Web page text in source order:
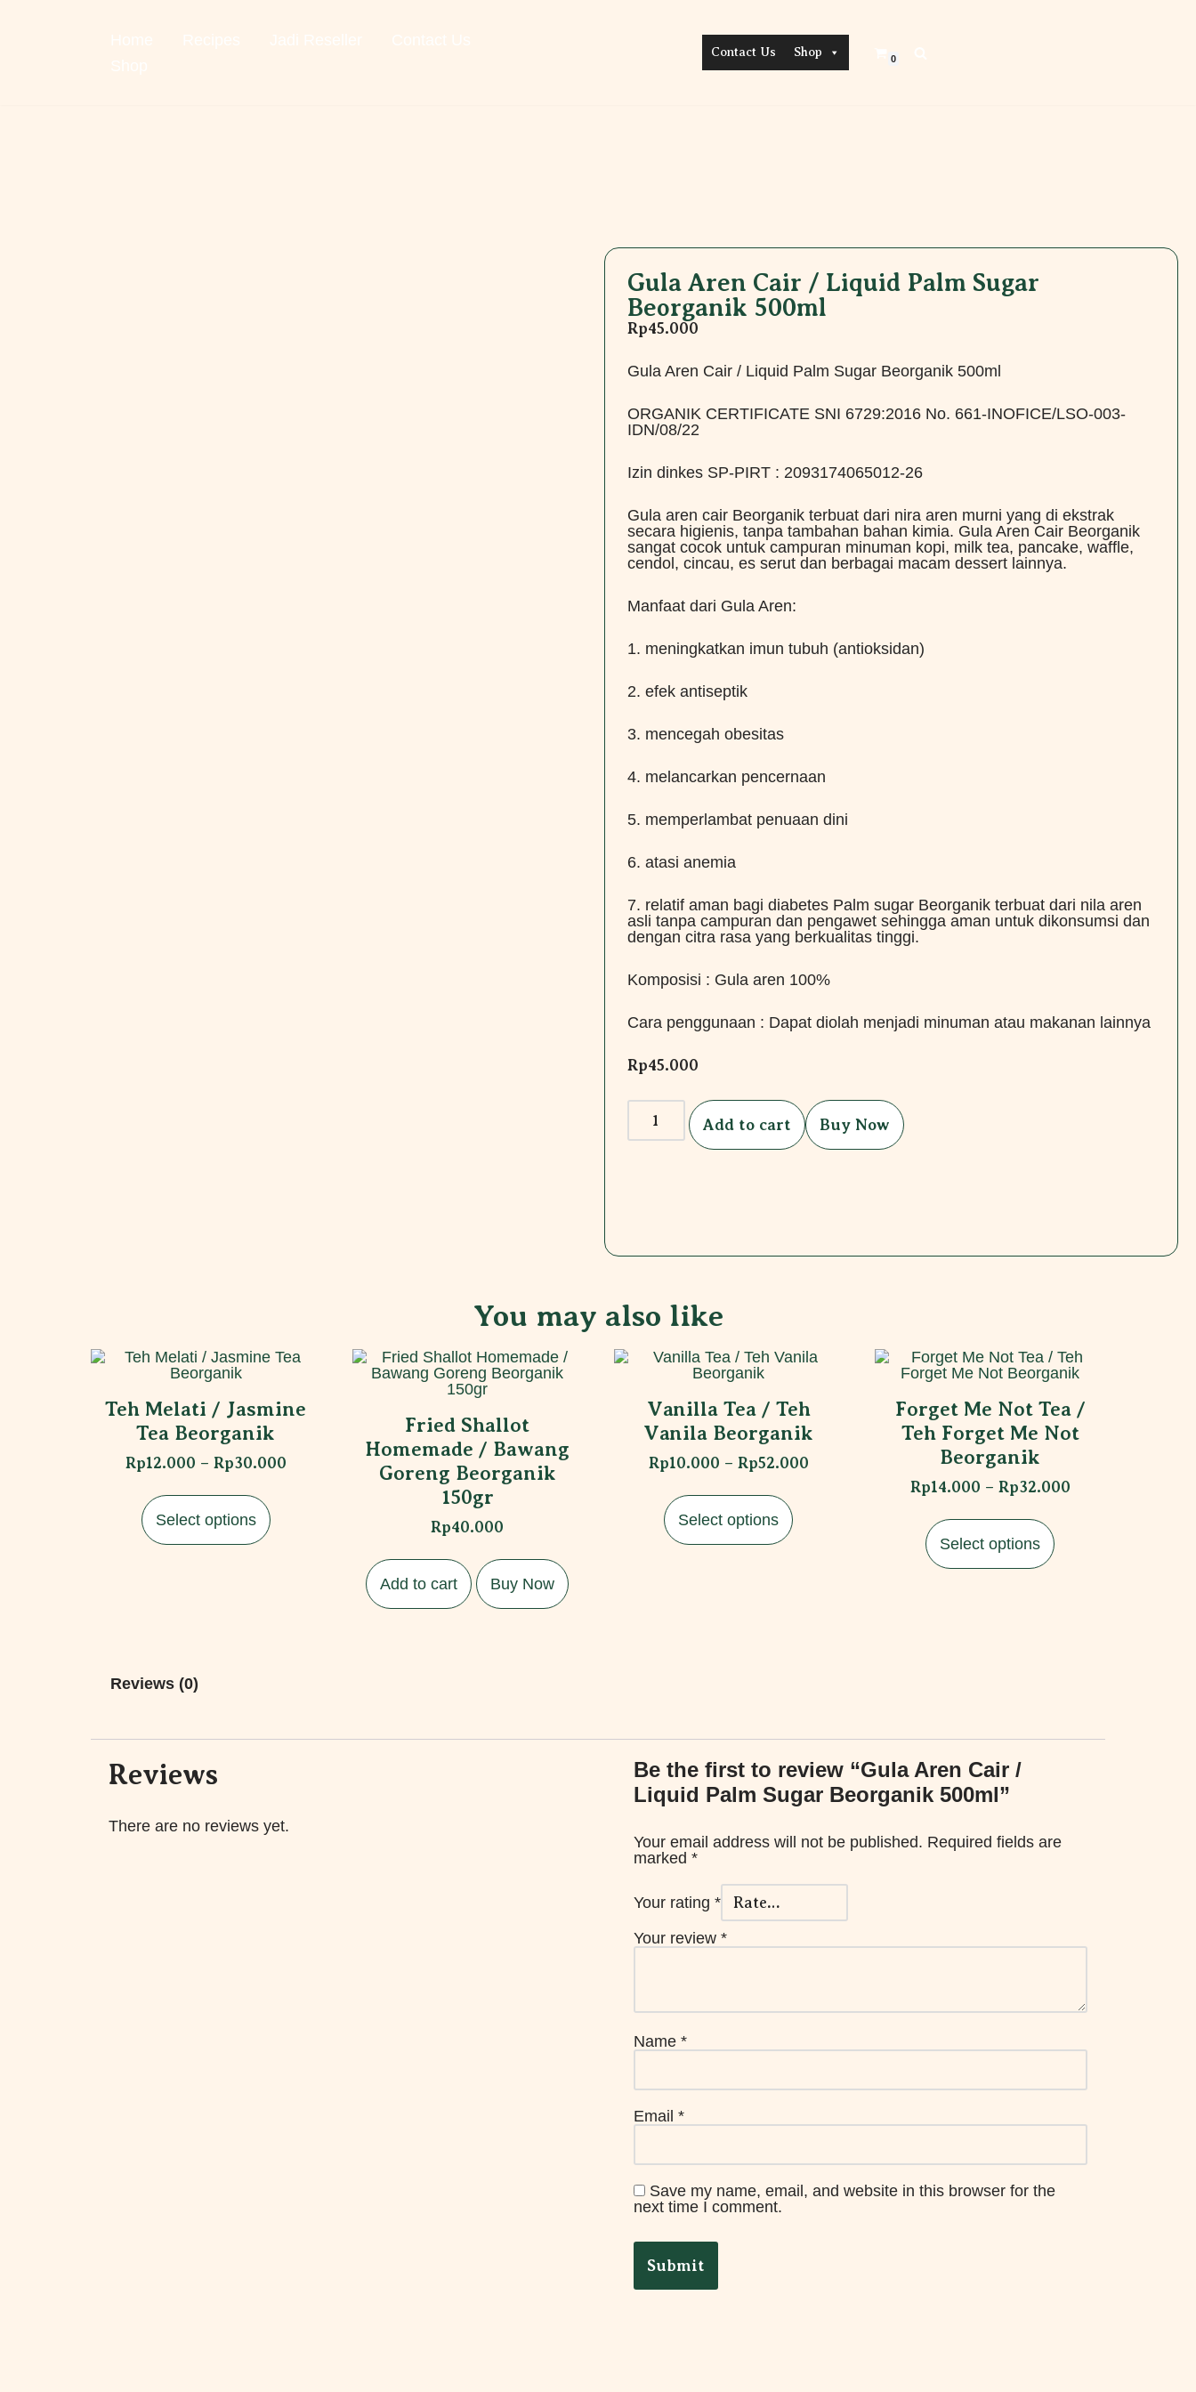
Contact Us Shop 0
Gula Aren Cair / Liquid Palm Sugar
Beorganik 500ml
Rp45.000
Gula Aren Cair / Liquid Palm Sugar Beorganik 500ml
ORGANIK CERTIFICATE SNI 6729:2016 No. 661-INOFICE/LSO-003-
IDN/08/22
Izin dinkes SP-PIRT : 2093174065012-26
Gula aren cair Beorganik terbuat dari nira aren murni yang di ekstrak
secara higienis, tanpa tambahan bahan kimia. Gula Aren Cair Beorganik
sangat cocok untuk campuran minuman kopi, milk tea, pancake, waffle,
cendol, cincau, es serut dan berbagai macam dessert lainnya.
Manfaat dari Gula Aren:
1. meningkatkan imun tubuh (antioksidan)
2. efek antiseptik
3. mencegah obesitas
4. melancarkan pencernaan
5. memperlambat penuaan dini
6. atasi anemia
7. relatif aman bagi diabetes Palm sugar Beorganik terbuat dari nila aren
asli tanpa campuran dan pengawet sehingga aman untuk dikonsumsi dan
dengan citra rasa yang berkualitas tinggi.
Komposisi : Gula aren 100%
Cara penggunaan : Dapat diolah menjadi minuman atau makanan lainnya
Rp45.000
Add to cart Buy Now
You may also like
Teh Melati / Jasmine
Tea Beorganik
Rp12.000 – Rp30.000
Select options
Fried Shallot
Homemade / Bawang
Goreng Beorganik
150gr
Rp40.000
Add to cart Buy Now
Vanilla Tea / Teh
Vanila Beorganik
Rp10.000 – Rp52.000
Select options
Forget Me Not Tea /
Teh Forget Me Not
Beorganik
Rp14.000 – Rp32.000
Select options
Reviews (0)
Reviews
There are no reviews yet.
Be the first to review “Gula Aren Cair /
Liquid Palm Sugar Beorganik 500ml”
Your email address will not be published. Required fields are
marked *
Your rating *
Your review *
Name *
Email *
Save my name, email, and website in this browser for the
next time I comment.